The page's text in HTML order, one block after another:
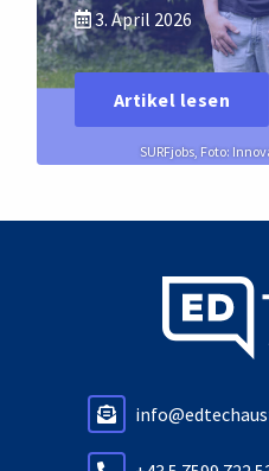
SURFjobs, Foto:
3. April 2026
Artikel lesen